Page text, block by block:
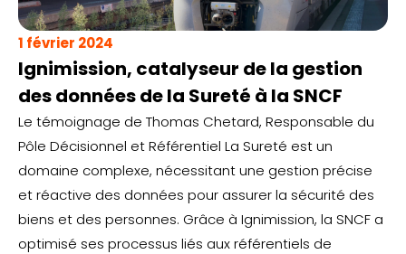
1 février 2024
Ignimission, catalyseur de la gestion
des données de la Sureté à la SNCF
Le témoignage de Thomas Chetard, Responsable du
Pôle Décisionnel et Référentiel La Sureté est un
domaine complexe, nécessitant une gestion précise
et réactive des données pour assurer la sécurité des
biens et des personnes. Grâce à Ignimission, la SNCF a
optimisé ses processus liés aux référentiels de